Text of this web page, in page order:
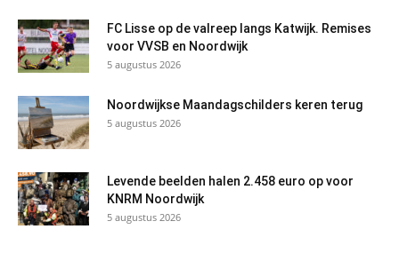
FC Lisse op de valreep langs Katwijk. Remises
voor VVSB en Noordwijk
5 augustus 2026
Noordwijkse Maandagschilders keren terug
5 augustus 2026
Levende beelden halen 2.458 euro op voor
KNRM Noordwijk
5 augustus 2026